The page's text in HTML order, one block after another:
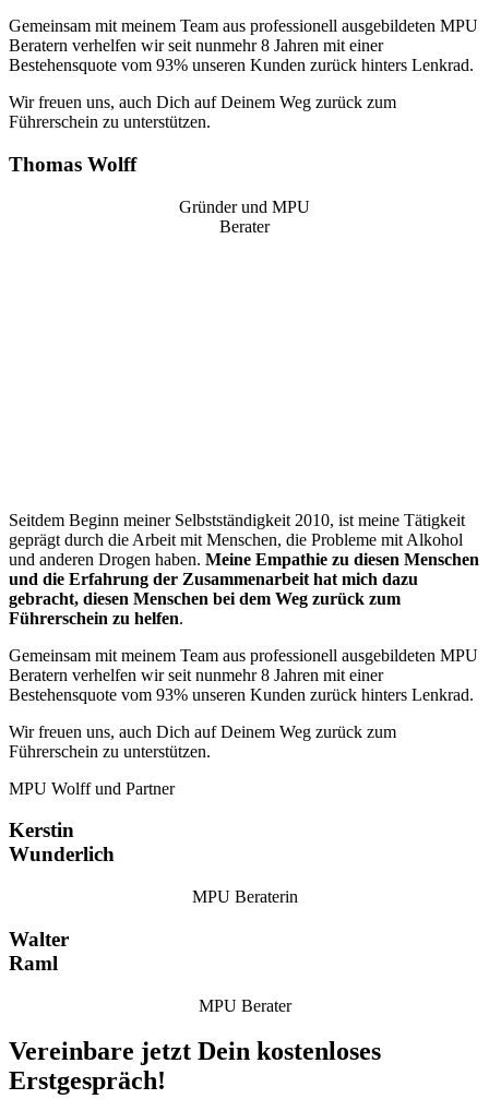
Gemeinsam mit meinem Team aus professionell ausgebildeten MPU
Beratern verhelfen wir seit nunmehr 8 Jahren mit einer
Bestehensquote vom 93% unseren Kunden zurück hinters Lenkrad.
Wir freuen uns, auch Dich auf Deinem Weg zurück zum
Führerschein zu unterstützen.
Thomas Wolff
Gründer und MPU
Berater
Seitdem Beginn meiner Selbstständigkeit 2010, ist meine Tätigkeit
geprägt durch die Arbeit mit Menschen, die Probleme mit Alkohol
und anderen Drogen haben. Meine Empathie zu diesen Menschen
und die Erfahrung der Zusammenarbeit hat mich dazu
gebracht, diesen Menschen bei dem Weg zurück zum
Führerschein zu helfen.
Gemeinsam mit meinem Team aus professionell ausgebildeten MPU
Beratern verhelfen wir seit nunmehr 8 Jahren mit einer
Bestehensquote vom 93% unseren Kunden zurück hinters Lenkrad.
Wir freuen uns, auch Dich auf Deinem Weg zurück zum
Führerschein zu unterstützen.
MPU Wolff und Partner
Kerstin
Wunderlich
MPU Beraterin
Walter
Raml
MPU Berater
Vereinbare jetzt Dein kostenloses
Erstgespräch!